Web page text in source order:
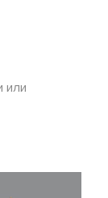
или